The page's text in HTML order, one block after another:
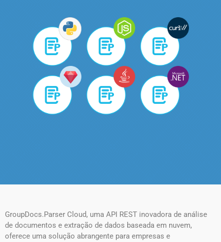
GroupDocs.Parser Cloud, uma API REST inovadora de análise
de documentos e extração de dados baseada em nuvem,
oferece uma solução abrangente para empresas e